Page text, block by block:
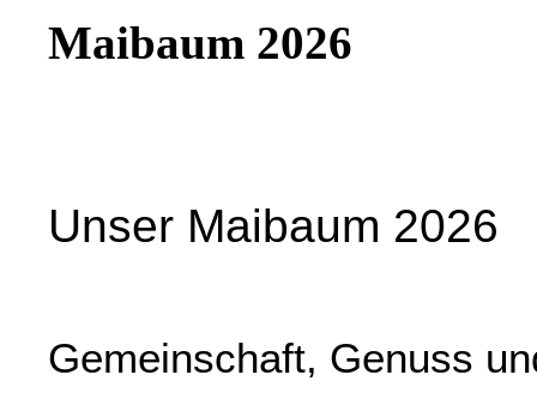
Maibaum 2026
Unser Maibaum 2026
Gemeinschaft, Genuss